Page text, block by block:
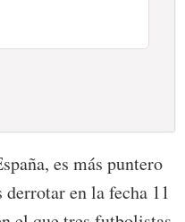
es más puntero
en la fecha 11